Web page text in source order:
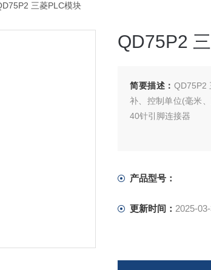
三菱PLC模块
QD75P2
简要描述： QD75P2
补、控制单位(毫米
40针引脚连接器
产品型号：
更新时间： 2025-